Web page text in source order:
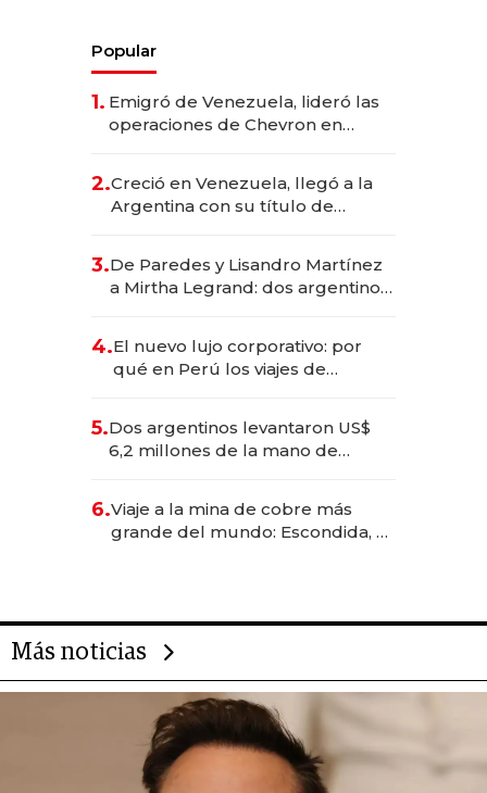
Popular
1. Emigró de Venezuela, lideró las
operaciones de Chevron en
2.Creció en Venezuela, llegó a la
Argentina con su título de
las marcas "fast premium"
3.De Paredes y Lisandro Martínez
a Mirtha Legrand: dos argentinos
4.El nuevo lujo corporativo: por
qué en Perú los viajes de
transformadoras
5.Dos argentinos levantaron US$
6,2 millones de la mano de
6.Viaje a la mina de cobre más
grande del mundo: Escondida, el
Más noticias